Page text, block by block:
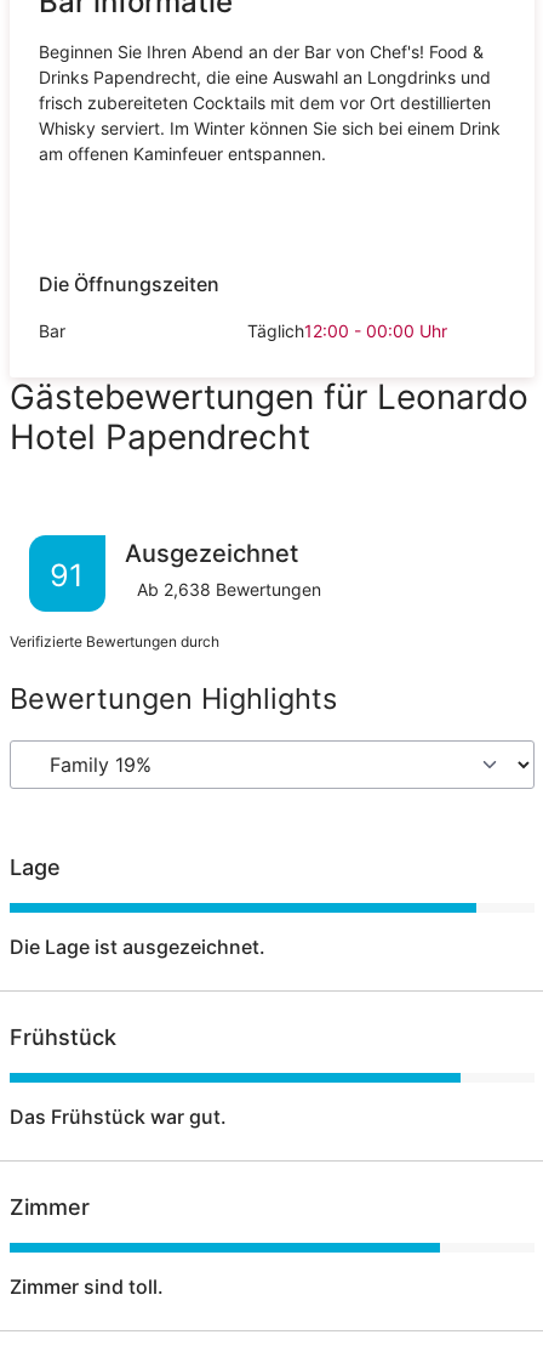
Beginnen Sie Ihren Abend an der Bar von Chef's! Food &
Drinks Papendrecht, die eine Auswahl an Longdrinks und
frisch zubereiteten Cocktails mit dem vor Ort destillierten
Whisky serviert. Im Winter können Sie sich bei einem Drink
am offenen Kaminfeuer entspannen.
Die Öffnungszeiten
Bar Täglich12:00 - 00:00 Uhr
Gästebewertungen für Leonardo
Hotel Papendrecht
91
Ausgezeichnet
Ab 2,638 Bewertungen
Verifizierte Bewertungen durch
Bewertungen Highlights
Lage
Die Lage ist ausgezeichnet.
Frühstück
Das Frühstück war gut.
Zimmer
Zimmer sind toll.